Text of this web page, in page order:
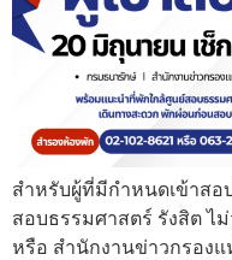
สำหรับผู้ที่มีกำหนดเข้าส
สอบธรรมศาสตร์ รังสิต ไ
หรือ สำนักงานข่าวกรองแ